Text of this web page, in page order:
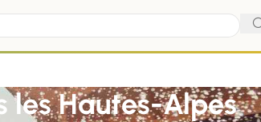
les Hautes-Alpes